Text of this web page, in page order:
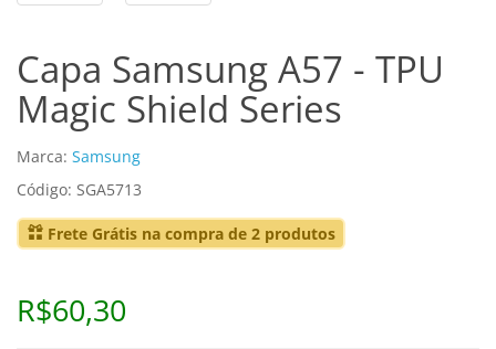
Capa Samsung A57 - TPU
Magic Shield Series
Marca: Samsung
Código: SGA5713
Frete Grátis na compra de 2 produtos
R$60,30